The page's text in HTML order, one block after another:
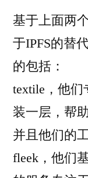
基于上面两
于IPFS的替
的包括：
textile，他们
装一层，帮
并且他们的
fleek，他们